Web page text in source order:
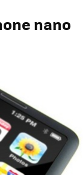
nano